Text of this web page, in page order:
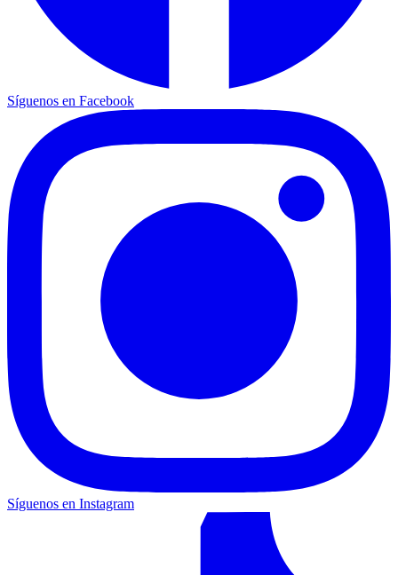
Síguenos en Facebook
Síguenos en Instagram